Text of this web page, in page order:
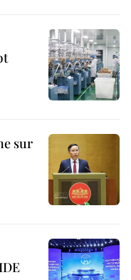
sur